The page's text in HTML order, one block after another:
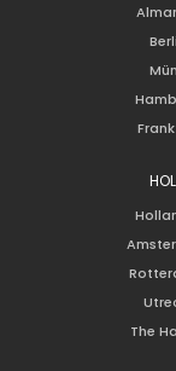
The